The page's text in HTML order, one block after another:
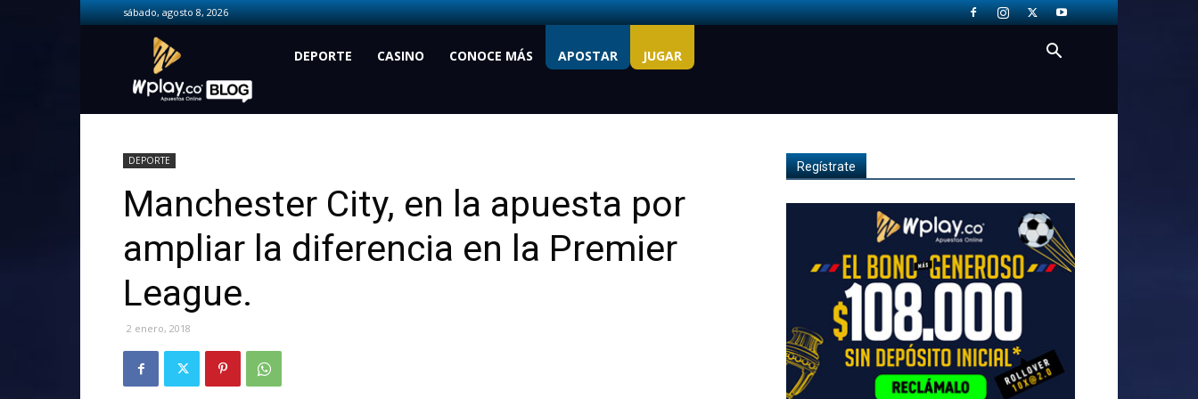
sábado, agosto 8, 2026
Wplay.co
DEPORTE CASINO CONOCE MÁS APOSTAR JUGAR
DEPORTE
Manchester City, en la apuesta por
ampliar la diferencia en la Premier
League.
2 enero, 2018
Regístrate